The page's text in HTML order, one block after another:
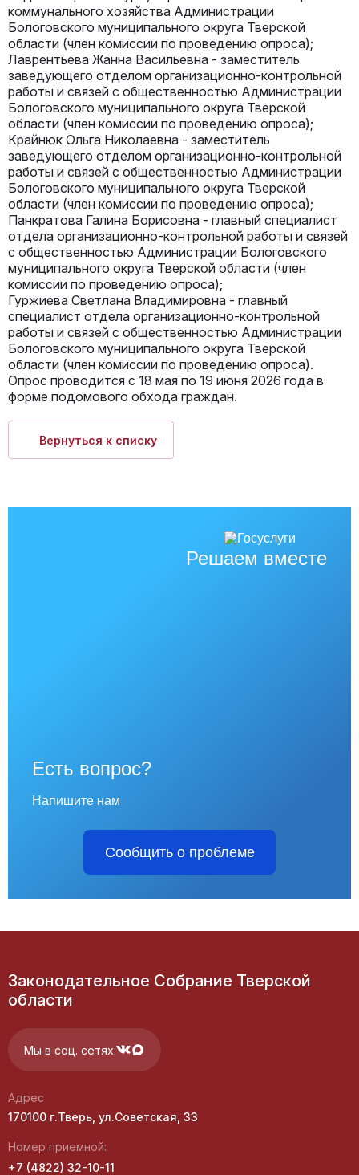
коммунального хозяйства Администрации
Бологовского муниципального округа Тверской
области (член комиссии по проведению опроса);
Лаврентьева Жанна Васильевна - заместитель
заведующего отделом организационно-контрольной
работы и связей с общественностью Администрации
Бологовского муниципального округа Тверской
области (член комиссии по проведению опроса);
Крайнюк Ольга Николаевна - заместитель
заведующего отделом организационно-контрольной
работы и связей с общественностью Администрации
Бологовского муниципального округа Тверской
области (член комиссии по проведению опроса);
Панкратова Галина Борисовна - главный специалист
отдела организационно-контрольной работы и связей
с общественностью Администрации Бологовского
муниципального округа Тверской области (член
комиссии по проведению опроса);
Гуржиева Светлана Владимировна - главный
специалист отдела организационно-контрольной
работы и связей с общественностью Администрации
Бологовского муниципального округа Тверской
области (член комиссии по проведению опроса).
Опрос проводится с 18 мая по 19 июня 2026 года в
форме подомового обхода граждан.
Вернуться к списку
Решаем вместе
Есть вопрос?
Напишите нам
Сообщить о проблеме
Законодательное Собрание Тверской
области
Мы в соц. сетях:
Адрес
170100 г.Тверь, ул.Советская, 33
Номер приемной:
+7 (4822) 32-10-11